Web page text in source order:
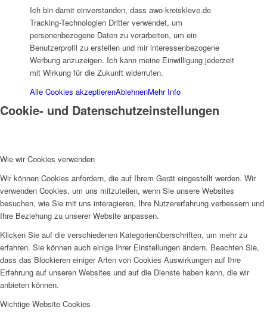
PKD
EFUS jetzt auch mobil: Der Bus tourt durch den Kreis
– die Termine
Ich bin damit einverstanden, dass awo-kreiskleve.de
Tracking-Technologien Dritter verwendet, um
personenbezogene Daten zu verarbeiten, um ein
Benutzerprofil zu erstellen und mir interessenbezogene
Werbung anzuzeigen. Ich kann meine Einwilligung jederzeit
mit Wirkung für die Zukunft widerrufen.
Alle Cookies akzeptierenAblehnenMehr Info
Cookie- und Datenschutzeinstellungen
Wie wir Cookies verwenden
Wir können Cookies anfordern, die auf Ihrem Gerät eingestellt werden. Wir
verwenden Cookies, um uns mitzuteilen, wenn Sie unsere Websites
besuchen, wie Sie mit uns interagieren, Ihre Nutzererfahrung verbessern und
Ihre Beziehung zu unserer Website anpassen.
Klicken Sie auf die verschiedenen Kategorienüberschriften, um mehr zu
erfahren. Sie können auch einige Ihrer Einstellungen ändern. Beachten Sie,
dass das Blockieren einiger Arten von Cookies Auswirkungen auf Ihre
Erfahrung auf unseren Websites und auf die Dienste haben kann, die wir
anbieten können.
Wichtige Website Cookies